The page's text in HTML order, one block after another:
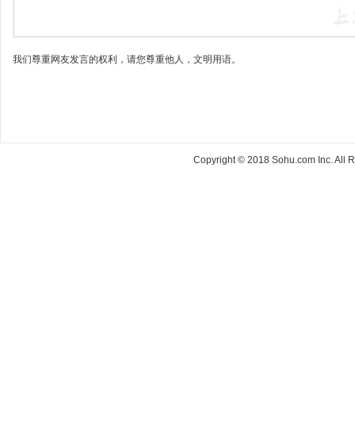
我们尊重网友发言的权利，请您尊重他人，文明用语。
Copyright © 2018 Sohu.com Inc. All